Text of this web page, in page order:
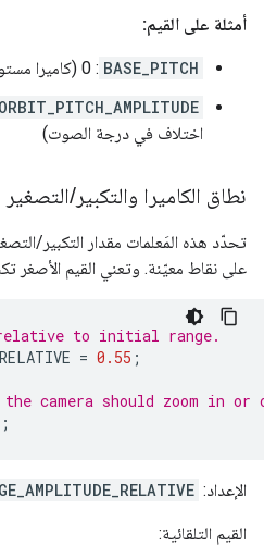
أمثلة على القيم:
BASE_PITCH : 0 (كاميرا مستوى)
اختلاف في درجة الصوت)
نطاق الكاميرا والتكبير/التصغير
تحدّد هذه المَعلمات مقدار التكبير/
على نقاط معيّنة. وتعني القيم الأصغر
to initial range.
= 0.55 ;
the camera should zoom in or
;
الإعداد:
القيم التلقائية: